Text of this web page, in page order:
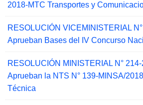
2018-MTC Transportes y
RESOLUCIÓN VICEMINISTERIAL
Aprueban Bases del IV Concurso
RESOLUCIÓN MINISTERIAL N°
Aprueban la NTS N° 139-MINSA/
Técnica